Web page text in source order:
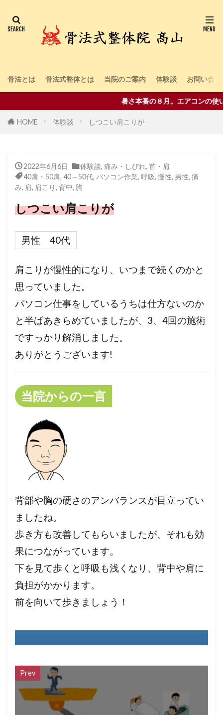
骨法とは 骨法式整体とは 当院のご案内 体験談 お問い合わ
暑さ本番の８月。エアコンの使い
HOME 体験談 しつこい肩こりが
2022年6月6日 体験談, 痛み・しびれ, 首・肩
40肩・50肩, 40～50代, パソコン作業, 呼吸,慢性, 男性, 痛
み, 肩, 肩こり, 背中, 胸
しつこい肩こりが
男性 40代
肩こりが慢性的になり、いつまで続くのかと
思っていました。
パソコン仕事をしているうちは仕方ないのか
と半ばあきらめていましたが、3、4回の施術
ですっかり解消しました。
ありがとうございます!
当院からの一言
背部や胸の硬さのアンバランスが目立ってい
ましたね。
歩き方も改善してもらいましたが、それも効
果につながっています。
下を見て歩くと呼吸も浅くなり、背中や肩に
負担がかかります。
前を向いて歩きましょう！
Prev